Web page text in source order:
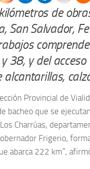
de
San Salvador,
38, y del
alcantarillas,
Provincial de
bacheo que se
Charrúas,
Frigerio,
abarca 222 km”,